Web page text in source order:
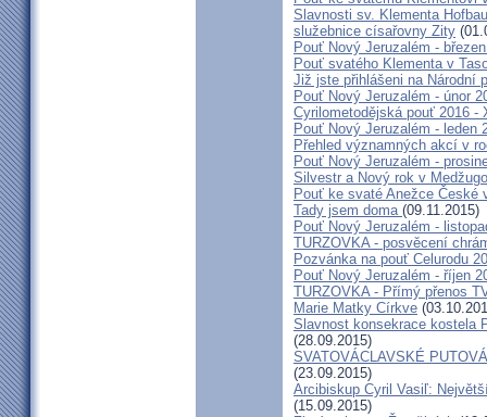
Slavnosti sv. Klementa
služebnice císařovny Zity
Pouť Nový Jeruzalém -
Pouť svatého Klementa v
Již jste přihlášeni na Národní
Pouť Nový Jeruzalém - únor
Cyrilometodějská pouť 2016 -
Pouť Nový Jeruzalém - leden
Přehled významných akcí v
Pouť Nový Jeruzalém -
Silvestr a Nový rok v
Pouť ke svaté Anežce České
Tady jsem doma (09.11.2015)
Pouť Nový Jeruzalém -
TURZOVKA - posvěcení
Pozvánka na pouť Celurodu
Pouť Nový Jeruzalém - říjen
TURZOVKA - Přímý přenos
Marie Matky Církve
Slavnost konsekrace kostela
(28.09.2015)
SVATOVÁCLAVSKÉ
(23.09.2015)
Arcibiskup Cyril Vasiľ:
(15.09.2015)